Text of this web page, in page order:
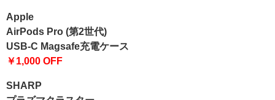
Apple
AirPods Pro (第2世代)
USB-C Magsafe充電ケース
￥1,000 OFF
SHARP